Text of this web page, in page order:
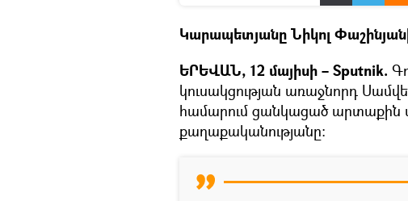
Կարապետյանը Նիկոլ
ԵՐԵՎԱՆ, 12 մայիսի – Sputnik.
կուսակցության առաջնորդ
համարում ցանկացած արտաքին
քաղաքականությանը։